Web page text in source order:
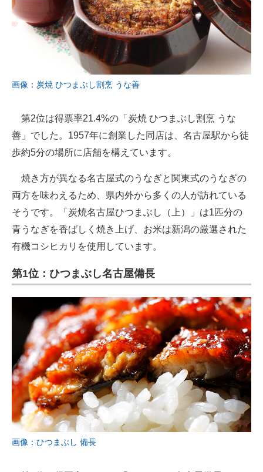
画像：炭焼 ひつまぶし割烹 うな善
第2位は得票率21.4%の「炭焼 ひつまぶし割烹 うな
善」でした。1957年に創業した同店は、名古屋駅から徒
歩約5分の場所に店舗を構えています。
焼き方が異なる名古屋式のうなぎと関東式のうなぎの
両方を味わえるため、県内外から多くの人が訪れている
そうです。「炭焼名古屋ひつまぶし（上）」は1匹分の
青うなぎを香ばしく焼き上げ、お米は新潟の厳選された
有機コシヒカリを使用しています。
第1位：ひつまぶし名古屋備長
画像：ひつまぶし 備長